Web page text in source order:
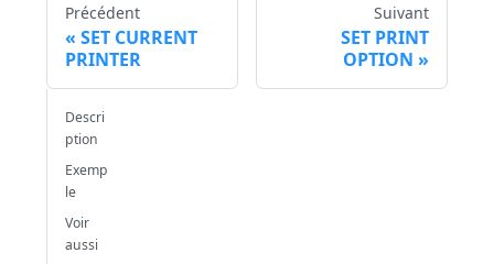
Précédent
SET CURRENT
PRINTER
Suivant
SET PRINT
OPTION
Descri
ption
Exemp
le
Voir
aussi